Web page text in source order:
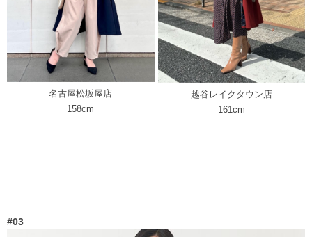
名古屋松坂屋店
158cm
越谷レイクタウン店
161cm
#03